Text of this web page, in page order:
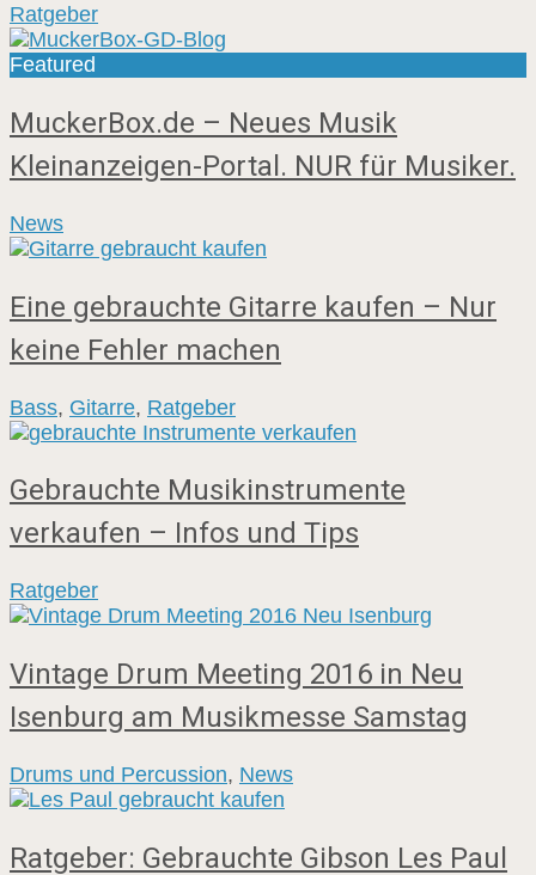
Ratgeber
Featured
MuckerBox.de – Neues Musik
Kleinanzeigen-Portal. NUR für Musiker.
News
Eine gebrauchte Gitarre kaufen – Nur
keine Fehler machen
Bass, Gitarre, Ratgeber
Gebrauchte Musikinstrumente
verkaufen – Infos und Tips
Ratgeber
Vintage Drum Meeting 2016 in Neu
Isenburg am Musikmesse Samstag
Drums und Percussion, News
Ratgeber: Gebrauchte Gibson Les Paul